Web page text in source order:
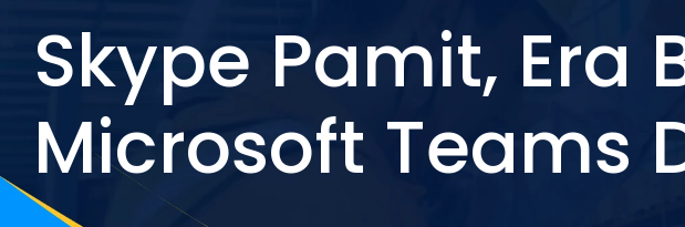
Skype Pamit, Era
Microsoft Teams